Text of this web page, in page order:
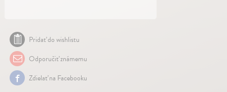
Pridať do wishlistu
Odporučiť známemu
Zdielať na Facebooku